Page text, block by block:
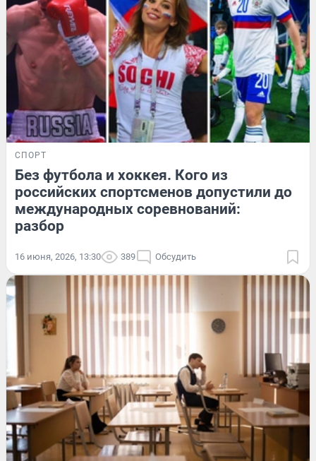
СПОРТ
Без футбола и хоккея. Кого из
российских спортсменов допустили до
международных соревнований:
разбор
16 июня, 2026, 13:30 389 Обсудить